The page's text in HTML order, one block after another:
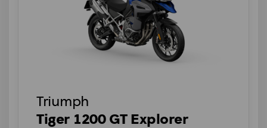
Triumph
Tiger 1200 GT Explorer